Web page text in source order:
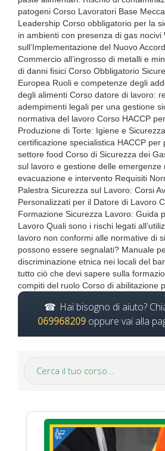
patogeni Corso Lavoratori Base
Leadership Corso obbligatorio per la
in ambienti con presenza di gas nocivi
sull’Implementazione del Nuovo
Commercio all’ingrosso di metalli e
di danni fisici Corso Obbligatorio
Europea Ruoli e competenze degli
degli alimenti Corso datore di lavoro:
adempimenti legali per una gestione
normativa del lavoro Corso HACCP
Produzione di Torte: Igiene e
certificazione specialistica HACCP per
settore food Corso di Sicurezza dei
sul lavoro e gestione delle emergenze
evacuazione e intervento Requisiti
Palestra Sicurezza sul Lavoro: Corsi
Personalizzati per il Datore di Lavoro
Formazione Sicurezza Lavoro: Guida
Lavoro Quali sono i rischi legati
lavoro non conformi alle normative di
possono essere segnalati? Manuale
discriminazione etnica nei locali del
tutto ciò che devi sapere sulla
compiti del ruolo Corso di abilitazione
Hai bisogno di aiuto?
069968209 oppure vai alla